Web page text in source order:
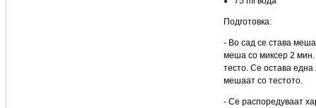
Подготовка:
- Во сад се става
меша со миксер 2 мин.
тесто. Се остава една
мешаат со тестото.
- Се распоредуваат